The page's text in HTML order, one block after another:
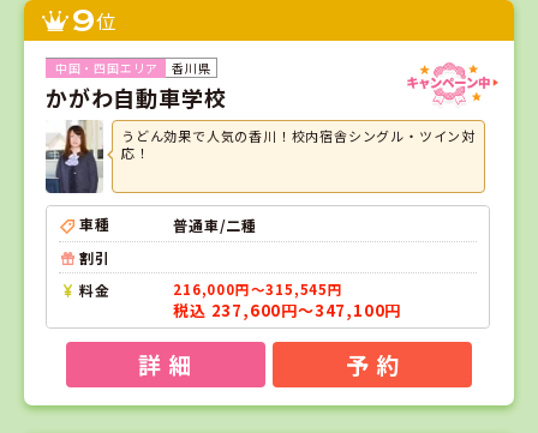
9位
香川県
かがわ自動車学校
うどん効果で人気の香川！校内宿舎シングル・ツイン対
応！
車種
普通車/二種
割引
料金
216,000円～315,545円
税込 237,600円～347,100円
詳 細 予 約